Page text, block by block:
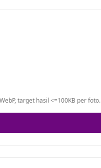
target hasil <=100KB per foto.